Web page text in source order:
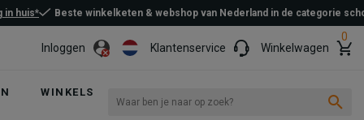
Inloggen Klantenservice
0
Winkelwagen
WINKELS
in huis* Beste winkelketen & webshop van Nederland in de categorie